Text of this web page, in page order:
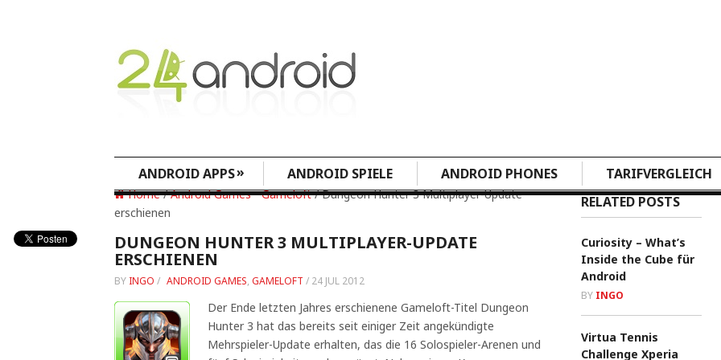
ANDROID APPS» ANDROID SPIELE ANDROID PHONES TARIFVERGLEICH
Home/Android Games•Gameloft/ Dungeon Hunter 3 Multiplayer-Update
erschienen
DUNGEON HUNTER 3 MULTIPLAYER-UPDATE
ERSCHIENEN
BY INGO / ANDROID GAMES, GAMELOFT / 24 JUL 2012
Der Ende letzten Jahres erschienene Gameloft-Titel Dungeon
Hunter 3 hat das bereits seit einiger Zeit angekündigte
Mehrspieler-Update erhalten, das die 16 Solospieler-Arenen und
RELATED POSTS
Curiosity – What’s
Inside the Cube für
Android
BY INGO
Virtua Tennis
Challenge Xperia